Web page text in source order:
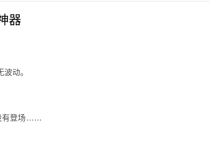
器
动。
有登场……